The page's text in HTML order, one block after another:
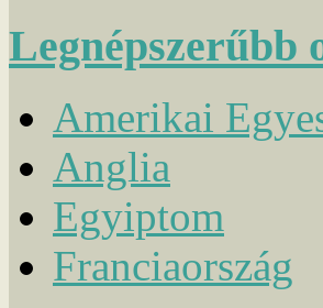
Legnépszerűbb
Amerikai
Anglia
Egyiptom
Franciaország